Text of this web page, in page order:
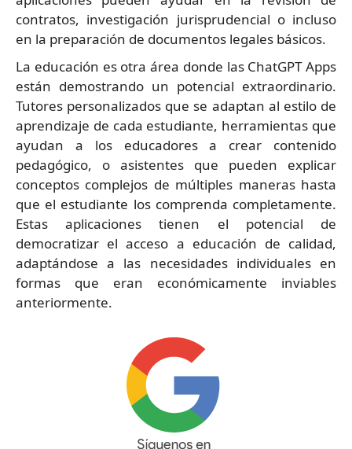
contratos, investigación jurisprudencial o incluso
en la preparación de documentos legales básicos.
La educación es otra área donde las ChatGPT Apps
están demostrando un potencial extraordinario.
Tutores personalizados que se adaptan al estilo de
aprendizaje de cada estudiante, herramientas que
ayudan a los educadores a crear contenido
pedagógico, o asistentes que pueden explicar
conceptos complejos de múltiples maneras hasta
que el estudiante los comprenda completamente.
Estas aplicaciones tienen el potencial de
democratizar el acceso a educación de calidad,
adaptándose a las necesidades individuales en
formas que eran económicamente inviables
anteriormente.